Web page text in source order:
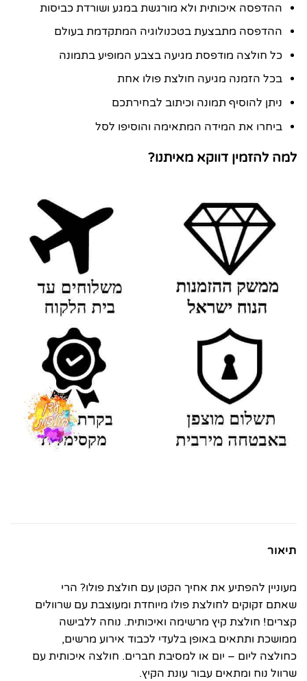
ההדפסה איכותית ולא מורגשת במגע ושורדת כביסות
ההדפסה מתבצעת בטכנולוגיה המתקדמת בעולם
כל חולצה מודפסת מגיעה בצבע המופיע בתמונה
בכל הזמנה מגיעה חולצת פולו אחת
ניתן להוסיף תמונה וכיתוב לבחירתכם
ביחרו את המידה המתאימה והוסיפו לסל
למה להזמין דווקא מאיתנו?
תיאור
מעוניין להפתיע את אחיך הקטן עם חולצת פולו? הרי
שאתם זקוקים לחולצת פולו מיוחדת ומעוצבת עם שרוולים
קצרים! חולצת קיץ מרשימה ואיכותית. נוחה ללבישה
ממושכת ותתאים באופן בלעדי לכבוד אירוע מרשים,
כחולצה ליום – יום או למסיבת חברים. חולצה איכותית עם
שרוול נוח ומתאים עבור עונת הקיץ.